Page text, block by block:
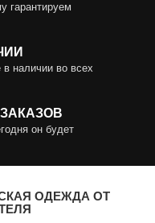
гарантируем
наличии во всех
он будет
ОДЕЖДА ОТ